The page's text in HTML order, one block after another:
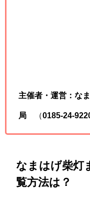
主催者・運営：な
局 （0185-24-
なまはげ柴灯
覧方法は？